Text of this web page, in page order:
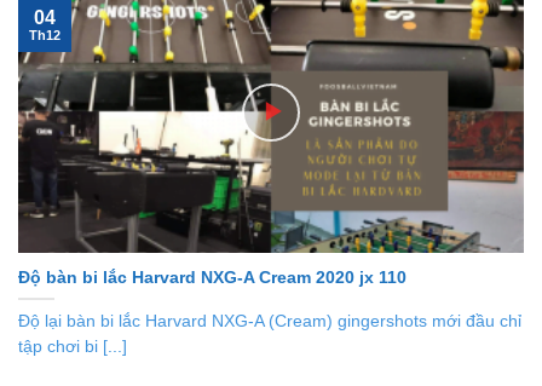
Độ bàn bi lắc Harvard NXG-A Cream 2020 jx 110
Độ lại bàn bi lắc Harvard NXG-A (Cream) gingershots mới đầu chỉ
tập chơi bi [...]
04
Th12